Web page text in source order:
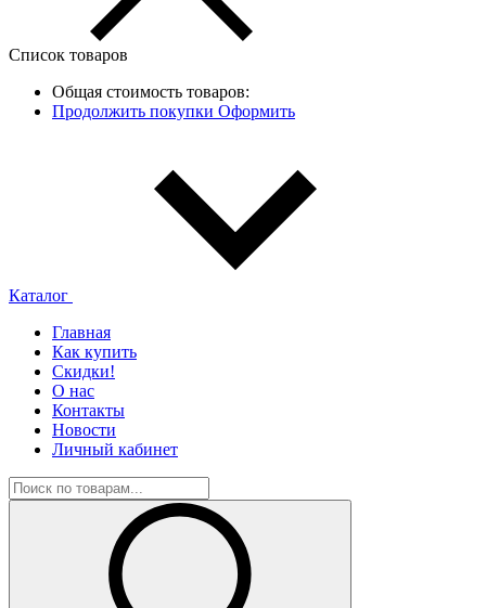
Список товаров
Общая стоимость товаров:
Продолжить покупки Оформить
Каталог
Главная
Как купить
Скидки!
О нас
Контакты
Новости
Личный кабинет